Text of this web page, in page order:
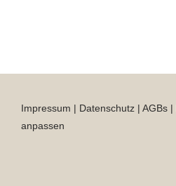
Impressum | Datenschutz | AGBs |
anpassen